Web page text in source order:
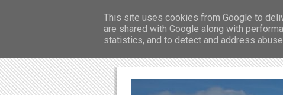
Ησυχαστήριο
This site uses cookies from Google to
are shared with Google along with
statistics, and to detect and address